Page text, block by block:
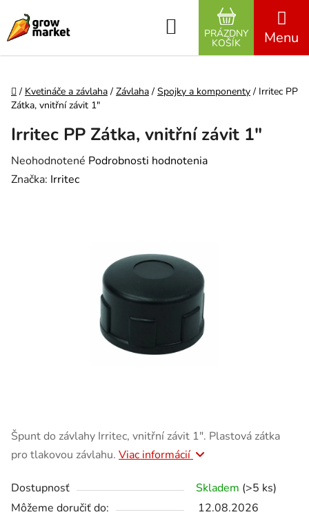
Hľadať
NÁKUPNÝ
PRÁZDNY
KOŠÍK
Domov
/ Kvetináče a závlaha / Závlaha / Spojky a komponenty / Irritec PP
Zátka, vnitřní závit 1″
Špunt do závlahy Irritec, vnitřní závit 1″. Plastová zátka
pro tlakovou závlahu. Viac informácií
Dostupnosť Skladem (>5 ks)
Môžeme doručiť do:
12.08.2026
Irritec PP Zátka, vnitřní závit 1″
Priemerné hodnotenie produktu je 0,0 z 5 hviezdičiek.
Neohodnotené Podrobnosti hodnotenia
Značka: Irritec